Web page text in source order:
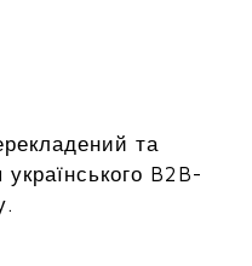
та
B2B-